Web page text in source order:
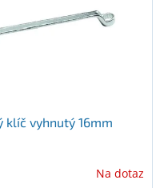
klíč vyhnutý 16mm
Na dotaz